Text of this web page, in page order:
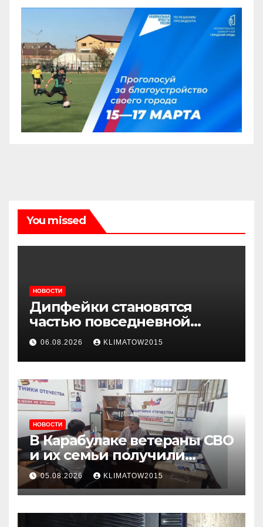
You missed
НОВОСТИ
Дипфейки становятся
частью повседневной
жизни: почему жителям
Ингушетии важно быть
внимательнее
06.08.2026 KLIMATOW2015
НОВОСТИ
В Карабулаке ветераны СВО
и их семьи получили
консультации в ходе
приема граждан
05.08.2026 KLIMATOW2015